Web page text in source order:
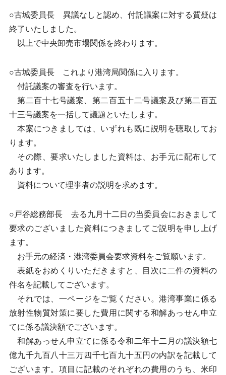
○古城委員長 異議なしと認め、付託議案に対する質疑は
終了いたしました。
以上で中央卸売市場関係を終わります。
○古城委員長 これより港湾局関係に入ります。
付託議案の審査を行います。
第二百十七号議案、第二百五十二号議案及び第二百五
十三号議案を一括して議題といたします。
本案につきましては、いずれも既に説明を聴取してお
ります。
その際、要求いたしました資料は、お手元に配布して
あります。
資料について理事者の説明を求めます。
○戸谷総務部長 去る九月十二日の当委員会におきまして
要求のございました資料につきましてご説明を申し上げ
ます。
お手元の経済・港湾委員会要求資料をご覧願います。
表紙をおめくりいただきますと、目次に二件の資料の
件名を記載してございます。
それでは、一ページをご覧ください。港湾事業に係る
放射性物質対策に要した費用に関する和解あっせん申立
てに係る議決額でございます。
和解あっせん申立てに係る令和二年十二月の議決額七
億九千九百八十三万四千七百九十五円の内訳を記載して
ございます。項目に記載のそれぞれの費用のうち、米印